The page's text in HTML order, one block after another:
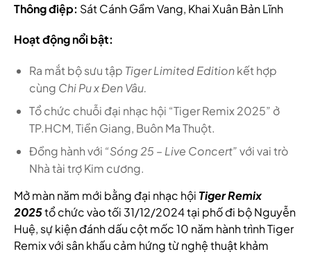
Thông điệp: Sát Cánh Gầm Vang, Khai Xuân Bản Lĩnh
Hoạt động nổi bật:
Ra mắt bộ sưu tập Tiger Limited Editionkết hợp
cùng Chi Pu x Đen Vâu.
Tổ chức chuỗi đại nhạc hội “Tiger Remix 2025” ở
TP.HCM, Tiền Giang, Buôn Ma Thuột.
Đồng hành với “Sóng 25 – Live Concert”với vai trò
Nhà tài trợ Kim cương.
Mở màn năm mới bằng đại nhạc hội Tiger Remix
2025tổ chức vào tối 31/12/2024 tại phố đi bộ Nguyễn
Huệ, sự kiện đánh dấu cột mốc 10 năm hành trình Tiger
Remix với sân khấu cảm hứng từ nghệ thuật khảm